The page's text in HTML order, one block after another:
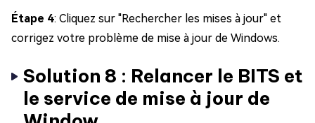
Étape 4: Cliquez sur "Rechercher les mises à jour" et
corrigez votre problème de mise à jour de Windows.
Solution 8 : Relancer le BITS et
le service de mise à jour de